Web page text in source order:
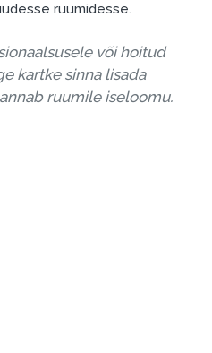
ruumidesse.
või hoitud
kartke sinna lisada
ruumile iseloomu.